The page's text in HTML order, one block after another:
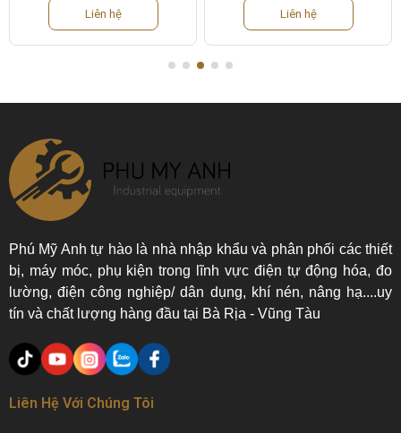
Liên hệ Liên hệ
Phú Mỹ Anh tự hào là nhà nhập khẩu và phân phối các thiết
bị, máy móc, phụ kiện trong lĩnh vực điện tự động hóa, đo
lường, điện công nghiệp/ dân dụng, khí nén, nâng hạ....uy
tín và chất lượng hàng đầu tại Bà Rịa - Vũng Tàu
Liên Hệ Với Chúng Tôi